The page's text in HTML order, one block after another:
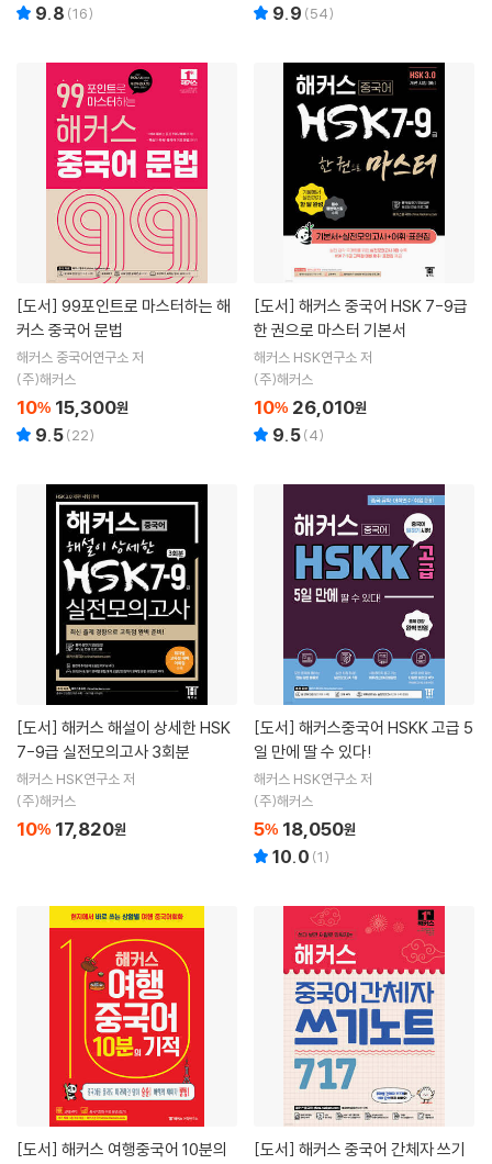
9.8 (16) 9.9 (54)
[도서]
커스 중국어 문법
해커스 중국어연구소 저
(주)해커스
10% 15,300원
9.5(22)
[도서]
한 권으로 마스터 기본서
해커스 HSK연구소 저
(주)해커스
10% 26,010원
9.5(4)
[도서]
7-9급 실전모의고사 3회분
해커스 HSK연구소 저
(주)해커스
10% 17,820원
[도서]
일 만에 딸 수 있다!
해커스 HSK연구소 저
(주)해커스
5% 18,050원
10.0 (1)
[도서] [도서]